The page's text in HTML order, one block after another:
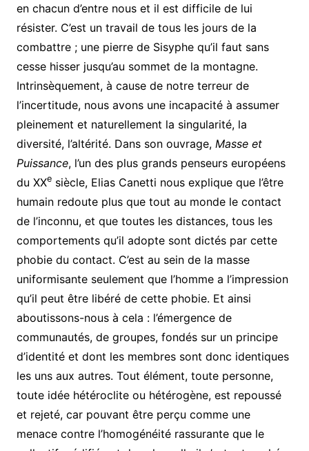
en chacun d’entre nous et il est difficile de lui
résister. C’est un travail de tous les jours de la
combattre ; une pierre de Sisyphe qu’il faut sans
cesse hisser jusqu’au sommet de la montagne.
Intrinsèquement, à cause de notre terreur de
l’incertitude, nous avons une incapacité à assumer
pleinement et naturellement la singularité, la
diversité, l’altérité. Dans son ouvrage, Masse et
Puissance, l’un des plus grands penseurs européens
du XXesiècle, Elias Canetti nous explique que l’être
humain redoute plus que tout au monde le contact
de l’inconnu, et que toutes les distances, tous les
comportements qu’il adopte sont dictés par cette
phobie du contact. C’est au sein de la masse
uniformisante seulement que l’homme a l’impression
qu’il peut être libéré de cette phobie. Et ainsi
aboutissons-nous à cela : l’émergence de
communautés, de groupes, fondés sur un principe
d’identité et dont les membres sont donc identiques
les uns aux autres. Tout élément, toute personne,
toute idée hétéroclite ou hétérogène, est repoussé
et rejeté, car pouvant être perçu comme une
menace contre l’homogénéité rassurante que le